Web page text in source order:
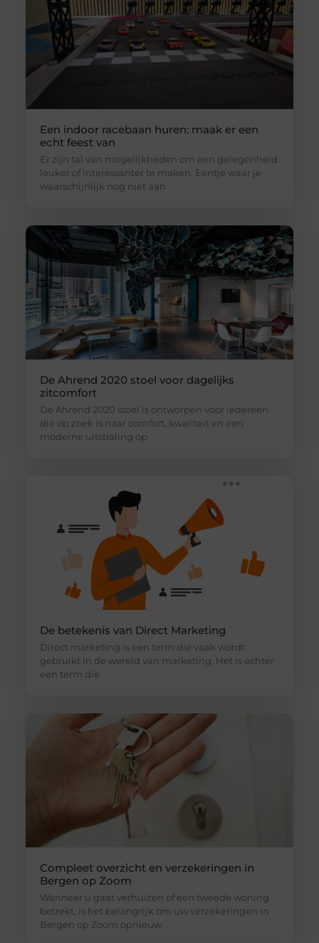
Een indoor racebaan huren: maak er een
echt feest van
Er zijn tal van mogelijkheden om een gelegenheid
leuker of interessanter te maken. Eentje waar je
waarschijnlijk nog niet aan
De Ahrend 2020 stoel voor dagelijks
zitcomfort
De Ahrend 2020 stoel is ontworpen voor iedereen
die op zoek is naar comfort, kwaliteit en een
moderne uitstraling op
De betekenis van Direct Marketing
Direct marketing is een term die vaak wordt
gebruikt in de wereld van marketing. Het is echter
een term die
Compleet overzicht en verzekeringen in
Bergen op Zoom
Wanneer u gaat verhuizen of een tweede woning
betrekt, is het belangrijk om uw verzekeringen in
Bergen op Zoom opnieuw